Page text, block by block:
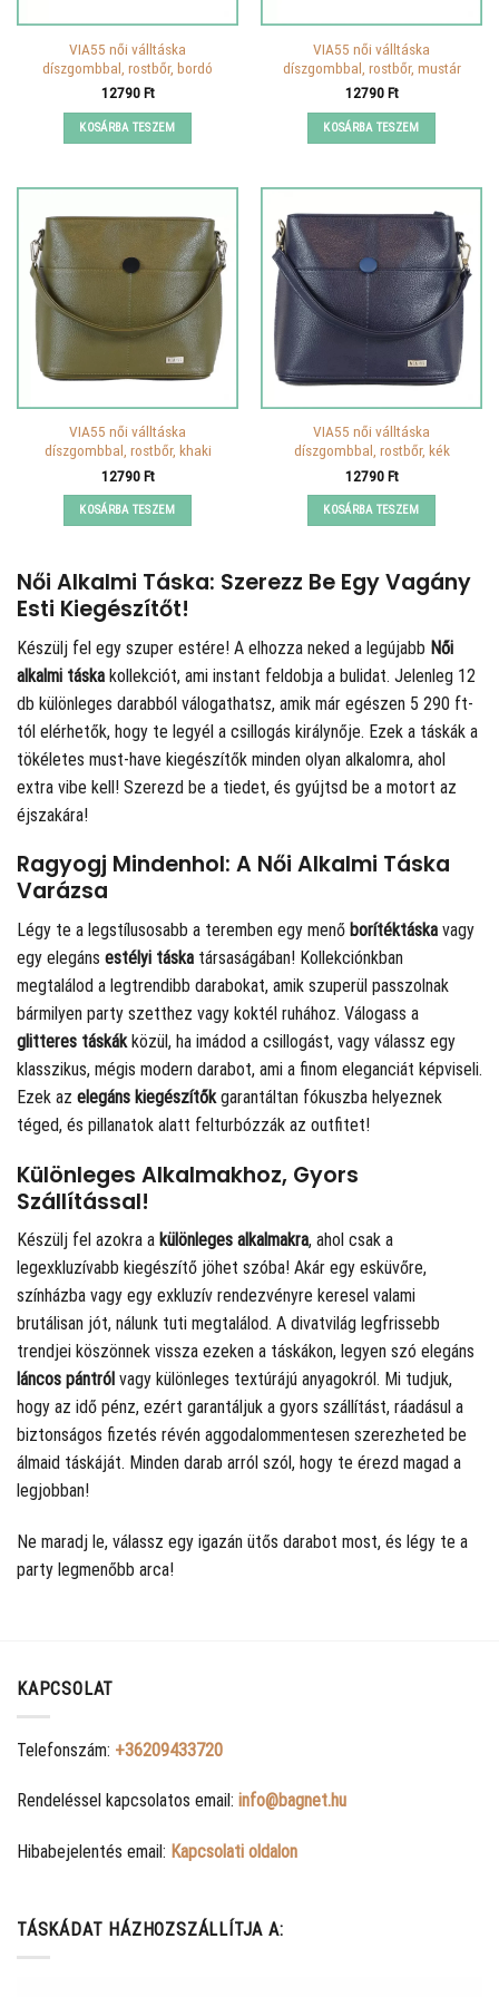
VIA55 női válltáska
díszgombbal, rostbőr, bordó
12790Ft
KOSÁRBA TESZEM
VIA55 női válltáska
díszgombbal, rostbőr, mustár
12790Ft
KOSÁRBA TESZEM
VIA55 női válltáska
díszgombbal, rostbőr, khaki
12790Ft
KOSÁRBA TESZEM
VIA55 női válltáska
díszgombbal, rostbőr, kék
12790Ft
KOSÁRBA TESZEM
Női Alkalmi Táska: Szerezz Be Egy Vagány
Esti Kiegészítőt!
Készülj fel egy szuper estére! A elhozza neked a legújabb Női
alkalmi táska kollekciót, ami instant feldobja a bulidat. Jelenleg 12
db különleges darabból válogathatsz, amik már egészen 5 290 ft-
tól elérhetők, hogy te legyél a csillogás királynője. Ezek a táskák a
tökéletes must-have kiegészítők minden olyan alkalomra, ahol
extra vibe kell! Szerezd be a tiedet, és gyújtsd be a motort az
éjszakára!
Ragyogj Mindenhol: A Női Alkalmi Táska
Varázsa
Légy te a legstílusosabb a teremben egy menő borítéktáska vagy
egy elegáns estélyi táska társaságában! Kollekciónkban
megtalálod a legtrendibb darabokat, amik szuperül passzolnak
bármilyen party szetthez vagy koktél ruhához. Válogass a
glitteres táskákközül, ha imádod a csillogást, vagy válassz egy
klasszikus, mégis modern darabot, ami a finom eleganciát képviseli.
Ezek az elegáns kiegészítőkgarantáltan fókuszba helyeznek
téged, és pillanatok alatt felturbózzák az outfitet!
Különleges Alkalmakhoz, Gyors
Szállítással!
Készülj fel azokra a különleges alkalmakra, ahol csak a
legexkluzívabb kiegészítő jöhet szóba! Akár egy esküvőre,
színházba vagy egy exkluzív rendezvényre keresel valami
brutálisan jót, nálunk tuti megtalálod. A divatvilág legfrissebb
trendjei köszönnek vissza ezeken a táskákon, legyen szó elegáns
láncos pántról vagy különleges textúrájú anyagokról. Mi tudjuk,
hogy az idő pénz, ezért garantáljuk a gyors szállítást, ráadásul a
biztonságos fizetés révén aggodalommentesen szerezheted be
álmaid táskáját. Minden darab arról szól, hogy te érezd magad a
legjobban!
Ne maradj le, válassz egy igazán ütős darabot most, és légy te a
party legmenőbb arca!
KAPCSOLAT
Telefonszám: +36209433720
Rendeléssel kapcsolatos email: info@bagnet.hu
Hibabejelentés email: Kapcsolati oldalon
TÁSKÁDAT HÁZHOZSZÁLLÍTJA A: